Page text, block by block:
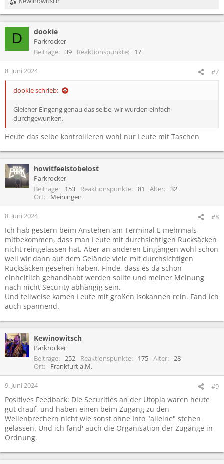
R
e
i
n
e
D dookie
Parkrocker
Beiträge
39 Reaktionspunkte 17
8. Juni 2024 #7
dookie schrieb:
Gleicher Eingang genau das selbe, wir wurden einfach
durchgewunken.
Heute das selbe kontrollieren wohl nur Leute mit Taschen
howitfeelstobelost
Parkrocker
Beiträge
153 Reaktionspunkte 81 Alter
32
Ort
Meiningen
8. Juni 2024 #8
Ich hab gestern beim Anstehen am Terminal E mehrmals
mitbekommen, dass man Leute mit durchsichtigen Rucksäcken
nicht reingelassen hat. Aber an anderen Eingängen wohl schon
weil wir dann auf dem Gelände viele mit durchsichtigen
Rucksäcken gesehen haben. Finde, dass es da schon
einheitlich gehandhabt werden sollte und meiner Meinung
nach nicht Security abhängig sein.
Und teilweise kamen Leute mit großen Isokannen rein. Fand ich
auch spannend.
Kewinowitsch
Parkrocker
Beiträge
252 Reaktionspunkte 175 Alter
28
Ort
Frankfurt a.M.
9. Juni 2024 #9
Positives Feedback: Die Securities an der Utopia waren heute
gut drauf, und haben einen beim Zugang zu den
Wellenbrechern nicht wie sonst ohne Info "alleine" stehen
gelassen. Und ich fand' auch die Organisation der Zugänge in
Ordnung.